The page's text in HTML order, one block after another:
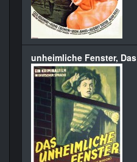
unheimliche Fenster, Das